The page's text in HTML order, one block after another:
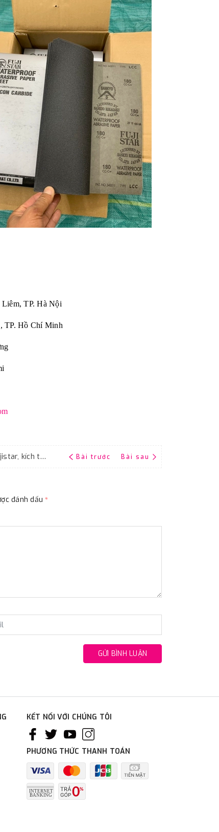
TP. Hà Nội
TP. Hồ Chí Minh
Toàn quốc bán giấy nhám thô độ hạt #180 Fujistar, kích thước 9''x11'' Bài trước Bài sau
đánh dấu*
GỬI BÌNH LUẬN
KẾT NỐI VỚI CHÚNG TÔI
PHƯƠNG THỨC THANH TOÁN